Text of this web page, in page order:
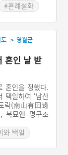
#혼례설화
> 영월군
혼인 날 받
혼인을 정했다.
택일하여 ‘남산
락(南山有田邊
북묘엔 명구조
신부 아버지는
무엇인지 몰라
다. 색시가 ‘남
와 택일